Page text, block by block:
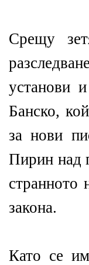
Срещу
установи
Банско,
за нови
Пирин над
странното
закона.
Като се